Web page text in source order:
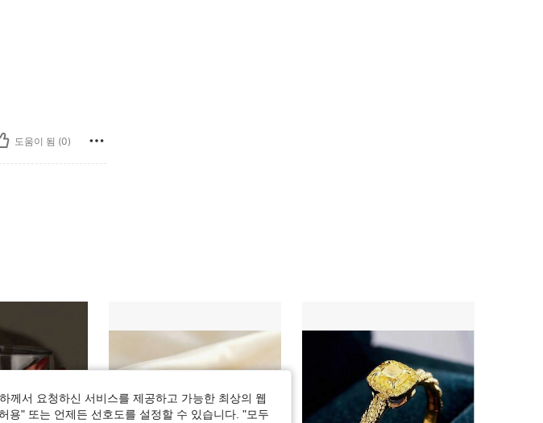
도움이 됨 (0)
께서 요청하신 서비스를 제공하고 가능한 최상의 웹
용" 또는 언제든 선호도를 설정할 수 있습니다. "모두